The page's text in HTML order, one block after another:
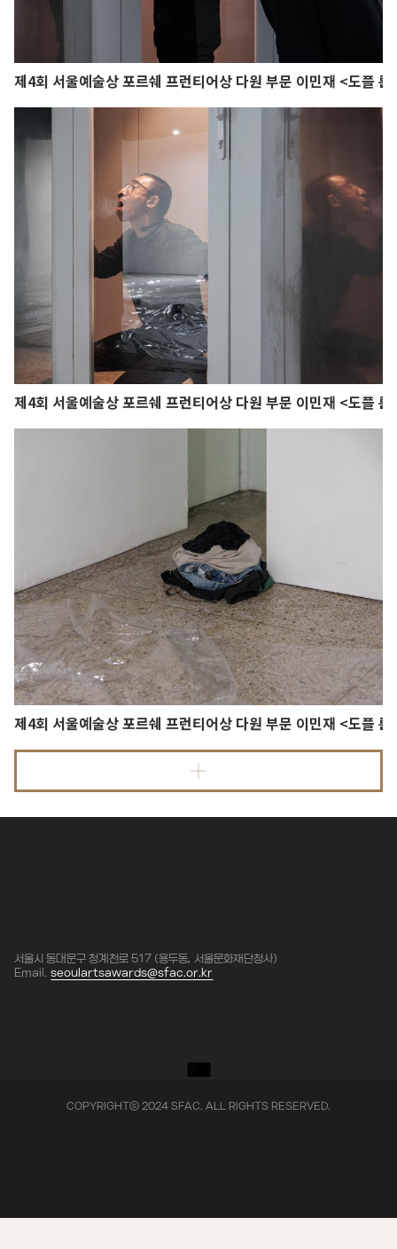
제4회 서울예술상 포르쉐 프런티어상 다원 부문 이민재 <도플 룸
제4회 서울예술상 포르쉐 프런티어상 다원 부문 이민재 <도플 룸
제4회 서울예술상 포르쉐 프런티어상 다원 부문 이민재 <도플 룸
서울시 동대문구 청계천로 517 (용두동, 서울문화재단청사)
Email. seoulartsawards@sfac.or.kr
COPYRIGHTⓒ 2024 SFAC. ALL RIGHTS RESERVED.